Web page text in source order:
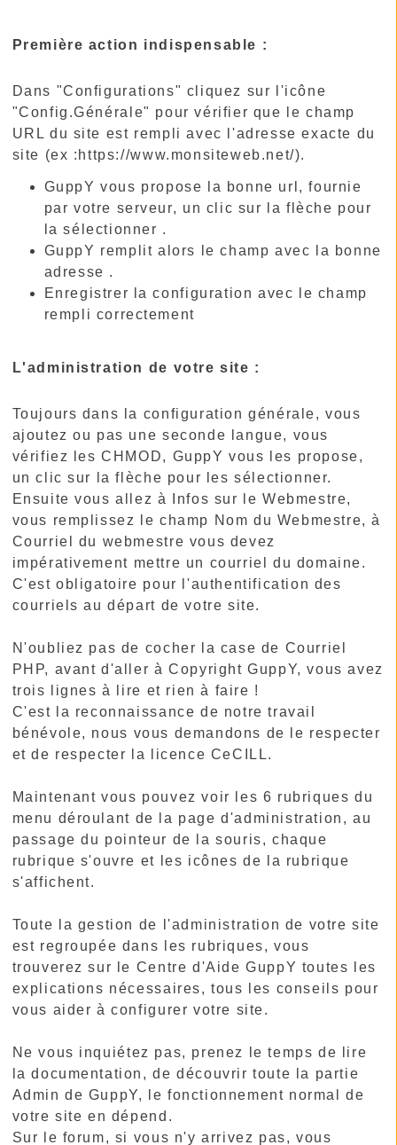
Première action indispensable :
Dans "Configurations" cliquez sur l'icône
"Config.Générale" pour vérifier que le champ
URL du site est rempli avec l'adresse exacte du
site (ex :https://www.monsiteweb.net/).
GuppY vous propose la bonne url, fournie
par votre serveur, un clic sur la flèche pour
la sélectionner .
GuppY remplit alors le champ avec la bonne
adresse .
Enregistrer la configuration avec le champ
rempli correctement
L'administration de votre site :
Toujours dans la configuration générale, vous
ajoutez ou pas une seconde langue, vous
vérifiez les CHMOD, GuppY vous les propose,
un clic sur la flèche pour les sélectionner.
Ensuite vous allez à Infos sur le Webmestre,
vous remplissez le champ Nom du Webmestre, à
Courriel du webmestre vous devez
impérativement mettre un courriel du domaine.
C'est obligatoire pour l'authentification des
courriels au départ de votre site.
N'oubliez pas de cocher la case de Courriel
PHP, avant d'aller à Copyright GuppY, vous avez
trois lignes à lire et rien à faire !
C'est la reconnaissance de notre travail
bénévole, nous vous demandons de le respecter
et de respecter la licence CeCILL.
Maintenant vous pouvez voir les 6 rubriques du
menu déroulant de la page d'administration, au
passage du pointeur de la souris, chaque
rubrique s'ouvre et les icônes de la rubrique
s'affichent.
Toute la gestion de l'administration de votre site
est regroupée dans les rubriques, vous
trouverez sur le Centre d'Aide GuppY toutes les
explications nécessaires, tous les conseils pour
vous aider à configurer votre site.
Ne vous inquiétez pas, prenez le temps de lire
la documentation, de découvrir toute la partie
Admin de GuppY, le fonctionnement normal de
votre site en dépend.
Sur le forum, si vous n'y arrivez pas, vous